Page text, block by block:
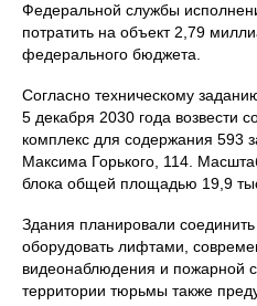
Федеральной службы
потратить на объект 2,79
федерального бюджета.
Согласно техническому
5 декабря 2030 года возвести
комплекс для содержания 593
Максима Горького, 114.
блока общей площадью 19,9
Здания планировали
оборудовать лифтами,
видеонаблюдения и пожарной
территории тюрьмы также